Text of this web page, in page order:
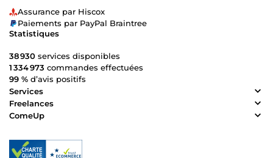
Assurance par Hiscox
Paiements par PayPal Braintree
Statistiques
38 930 services disponibles
1 334 973 commandes effectuées
99 % d’avis positifs
Services
Freelances
ComeUp